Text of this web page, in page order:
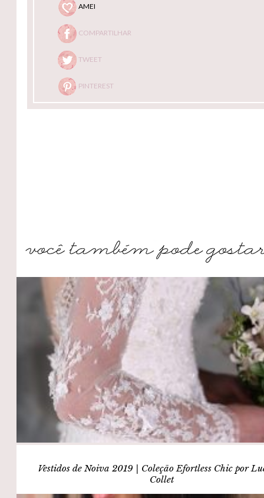
AMEI
COMPARTILHAR
TWEET
PINTEREST
Vestidos de Noiva 2019 | Coleção Efortless Chic por
Collet